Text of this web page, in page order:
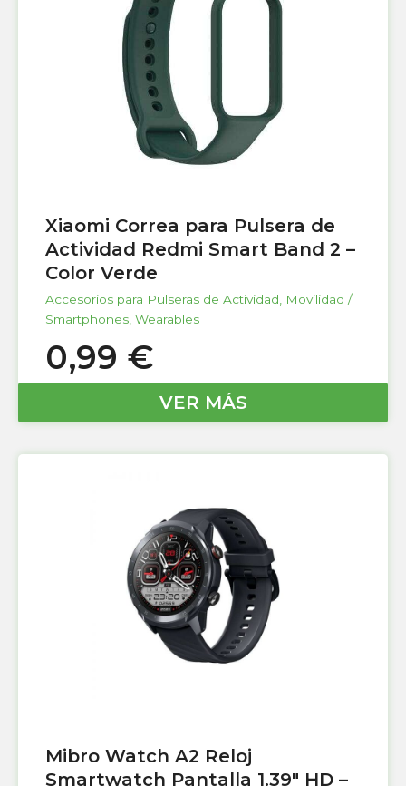
Xiaomi Correa para Pulsera de
Actividad Redmi Smart Band 2 –
Color Verde
Accesorios para Pulseras de Actividad
Movilidad /
Smartphones Wearables
0,99 €
VER MÁS
Mibro Watch A2 Reloj
Smartwatch Pantalla 1.39″ HD –